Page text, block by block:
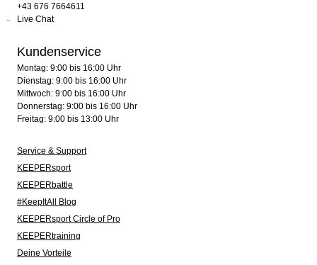
+43 676 7664611
Live Chat
Kundenservice
Montag: 9:00 bis 16:00 Uhr
Dienstag: 9:00 bis 16:00 Uhr
Mittwoch: 9:00 bis 16:00 Uhr
Donnerstag: 9:00 bis 16:00 Uhr
Freitag: 9:00 bis 13:00 Uhr
Service & Support
KEEPERsport
KEEPERbattle
#KeepItAll Blog
KEEPERsport Circle of Pro
KEEPERtraining
Deine Vorteile